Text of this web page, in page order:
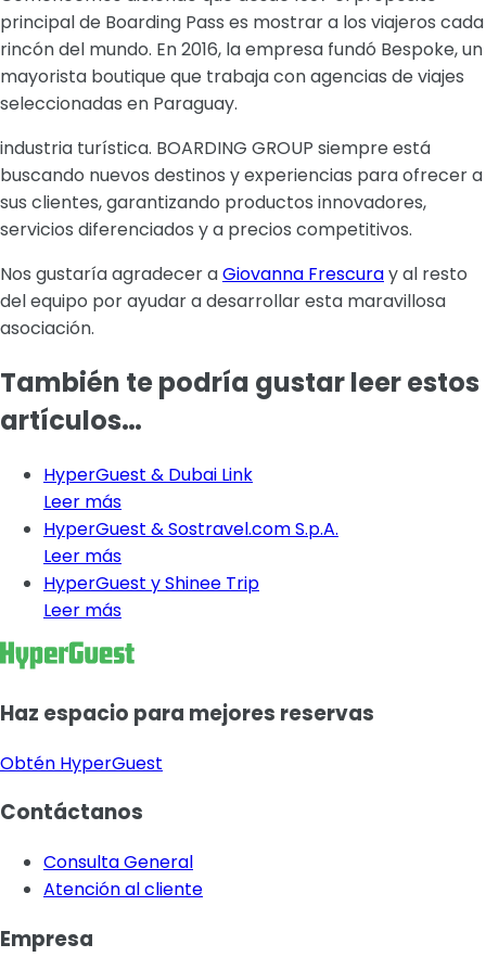
principal de Boarding Pass es mostrar a los viajeros cada
rincón del mundo. En 2016, la empresa fundó Bespoke, un
mayorista boutique que trabaja con agencias de viajes
seleccionadas en Paraguay.
industria turística. BOARDING GROUP siempre está
buscando nuevos destinos y experiencias para ofrecer a
sus clientes, garantizando productos innovadores,
servicios diferenciados y a precios competitivos.
Nos gustaría agradecer aGiovanna Frescuray al resto
del equipo por ayudar a desarrollar esta maravillosa
asociación.
También te podría gustar leer estos
artículos…
HyperGuest & Dubai Link
Leer más
HyperGuest & Sostravel.com S.p.A.
Leer más
HyperGuest y Shinee Trip
Leer más
Haz espacio para mejores reservas
Obtén HyperGuest
Contáctanos
Consulta General
Atención al cliente
Empresa